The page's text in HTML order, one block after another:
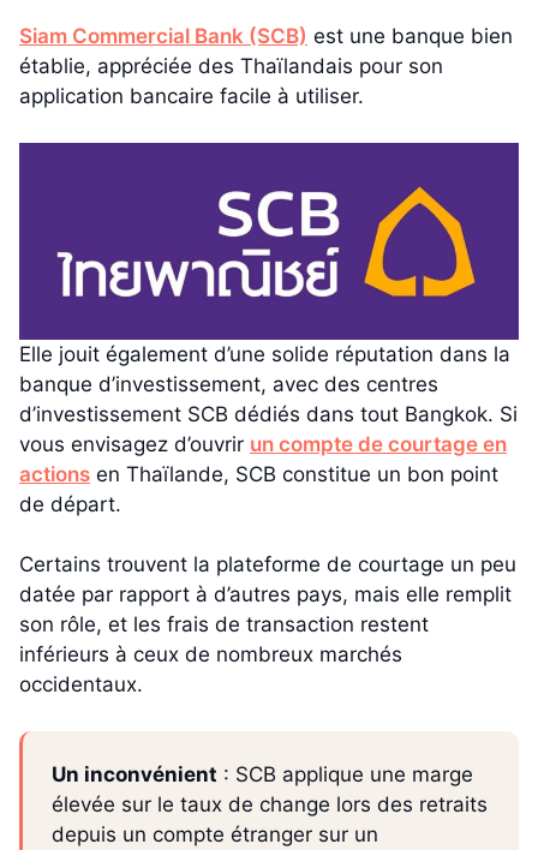
Siam Commercial Bank (SCB) est une banque bien
établie, appréciée des Thaïlandais pour son
application bancaire facile à utiliser.
Elle jouit également d’une solide réputation dans la
banque d’investissement, avec des centres
d’investissement SCB dédiés dans tout Bangkok. Si
vous envisagez d’ouvrir un compte de courtage en
actions en Thaïlande, SCB constitue un bon point
de départ.
Certains trouvent la plateforme de courtage un peu
datée par rapport à d’autres pays, mais elle remplit
son rôle, et les frais de transaction restent
inférieurs à ceux de nombreux marchés
occidentaux.
Un inconvénient : SCB applique une marge
élevée sur le taux de change lors des retraits
depuis un compte étranger sur un